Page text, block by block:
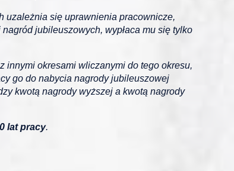
uzależnia się uprawnienia pracownicze,
jubileuszowych, wypłaca mu się tylko
innymi okresami wliczanymi do tego okresu,
go do nabycia nagrody jubileuszowej
kwotą nagrody wyższej a kwotą nagrody
lat pracy.